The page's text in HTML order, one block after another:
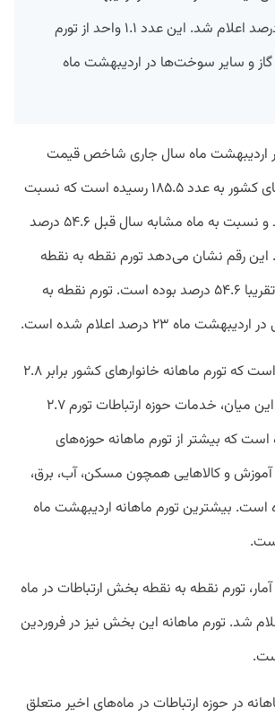
سال جاری، ۲.۷ درصد اعلام شد. این عدد ۱.۱ واحد از تورم
و سایر سوخت‌ها در اردیبهشت ماه
اردیبهشت ماه سال جاری شاخص قیمت
مصرف‌کننده خانوارهای کشور به عدد ۱۸۵.۵ رسیده است که نسبت
به ماه قبل ۲.۸ درصد و نسبت به ماه مشابه سال قبل ۵۴.۶ درصد
رقم نشان می‌دهد تورم نقطه به نقطه
اردیبهشت ماه ۱۴۰۲ تقریبا ۵۴.۶ درصد بوده است. تورم نقطه به
ماه ۲۳ درصد اعلام شده است.
مرکز آمار اعلام کرده است که تورم ماهانه خانوارهای کشور برابر ۲.۸
درصد بوده است. در این میان، خدمات حوزه ارتباطات تورم ۲.۷
است که بیشتر از تورم ماهانه حوزه‌های
و کالاهایی همچون مسکن، آب، برق،
است. بیشترین تورم ماهانه اردیبهشت ماه
تورم نقطه به نقطه بخش ارتباطات در ماه
شد. تورم ماهانه این بخش نیز در فروردین
در حوزه ارتباطات در ماه‌های اخیر متعلق